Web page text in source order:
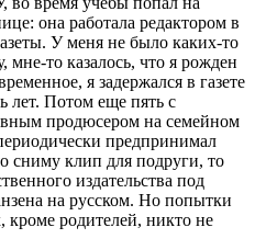
она работала редактором в
У меня не было каких-то
мне-то казалось, что я рожден
я задержался в газете
лет. Потом еще пять с
продюсером на семейном
предпринимал
сниму клип для подруги, то
издательства под
на русском. Но попытки
кроме родителей, никто не